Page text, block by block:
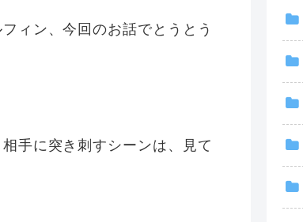
ィン、今回のお話でとうとう
手に突き刺すシーンは、見て